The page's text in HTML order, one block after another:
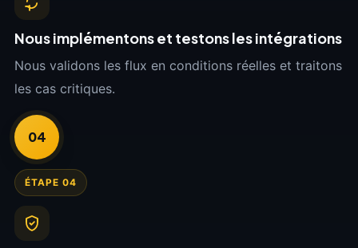
Nous implémentons et testons les intégrations
Nous validons les flux en conditions réelles et traitons
les cas critiques.
04
ÉTAPE 04